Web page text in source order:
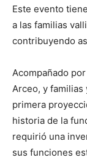
Este evento
a las familias
contribuyendo
Acompañado
Arceo, y familias
primera
historia de la
requirió una
sus funciones